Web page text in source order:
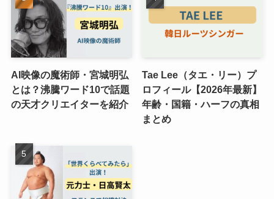
AI映像の魔術師・宮城明弘
とは？沸騰ワード10で話題
の天才クリエイターを紹介
Tae Lee（タエ・リー）プ
ロフィール【2026年最新】
年齢・国籍・ハーフの真相
まとめ